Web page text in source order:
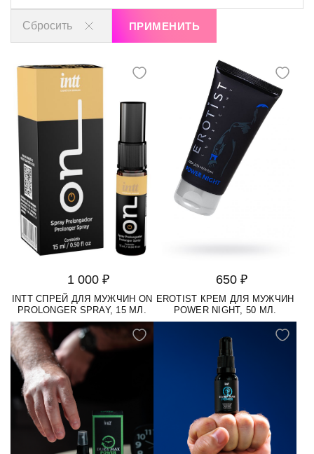
Сбросить ПРИМЕНИТЬ
1 000 ₽
INTT СПРЕЙ ДЛЯ МУЖЧИН ON
PROLONGER SPRAY, 15 МЛ.
650 ₽
EROTIST КРЕМ ДЛЯ МУЖЧИН
POWER NIGHT, 50 МЛ.